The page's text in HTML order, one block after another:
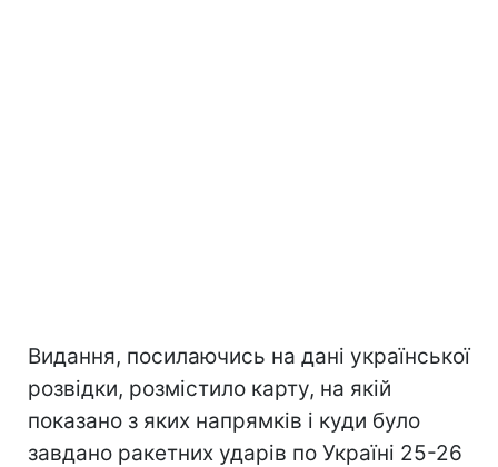
Видання, посилаючись на дані української
розвідки, розмістило карту, на якій
показано з яких напрямків і куди було
завдано ракетних ударів по Україні 25-26